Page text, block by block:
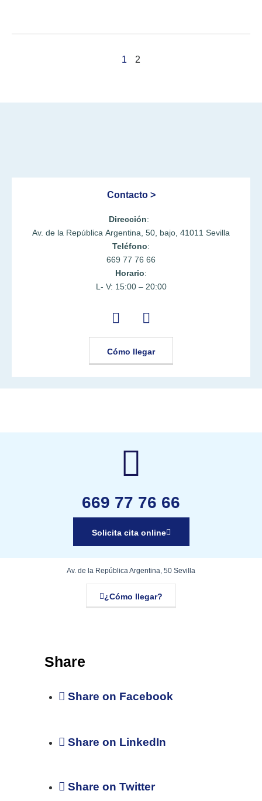
1 2
Contacto >
Dirección:
Av. de la República Argentina, 50, bajo, 41011 Sevilla
Teléfono:
669 77 76 66
Horario:
L- V: 15:00 – 20:00
Cómo llegar
669 77 76 66
Solicita cita online
Av. de la República Argentina, 50 Sevilla
¿Cómo llegar?
Share
Share on Facebook
Share on LinkedIn
Share on Twitter